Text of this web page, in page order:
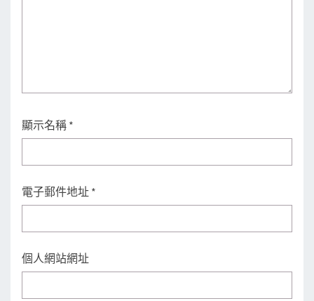
顯示名稱 *
電子郵件地址 *
個人網站網址